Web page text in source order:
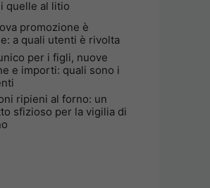
quelle al litio
promozione è
a quali utenti è rivolta
per i figli, nuove
e importi: quali sono i
ripieni al forno: un
sfizioso per la vigilia di